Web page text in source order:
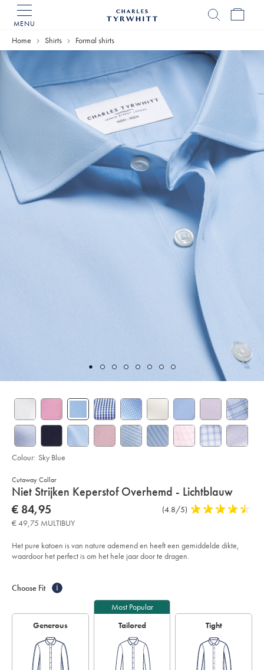
MENU
Home
Home Shirts Formal shirts
Cutaway Collar
Details
About
Product:
Niet Strijken Keperstof Overhemd - Lichtblauw
Details
https://www.charlestyrwhitt.com/eu/nl/niet-
strijken-
keperstof-
overhemd-
-
lichtblauw/FON0540SKY.html?
sourceCode=eurdefault
now
€
84,95
€ 84,95
Product
(4.8/5) 4,8
5
€ 49,75 MULTIBUY
Het pure katoen is van nature ademend en heeft een gemiddelde dikte,
waardoor het perfect is om het hele jaar door te dragen.
Colour: Sky Blue
Actions
cart
Choose Fit i
Generous
Most Popular
Tailored
Tight